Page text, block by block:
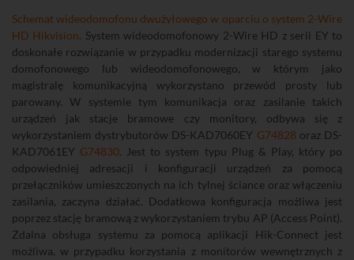
Schemat wideodomofonu dwużyłowego w oparciu o system 2-Wire
HD Hikvision. System wideodomofonowy 2-Wire HD z serii EY to
doskonałe rozwiązanie w przypadku modernizacji starego systemu
domofonowego lub wideodomofonowego, w którym jako
magistralę komunikacyjną wykorzystano przewód prosty lub
parowany. W systemie tym komunikacja oraz zasilanie takich
urządzeń jak stacje bramowe czy monitory, odbywa się z
wykorzystaniem dystrybutorów DS-KAD7060EY G74828 oraz DS-
KAD7061EY G74830. Jest to system typu Plug & Play, który po
odpowiedniej adresacji i konfiguracji urządzeń za pomocą
przełączników umieszczonych na ich tylnej ściance oraz włączeniu
zasilania, zaczyna działać. Dodatkowa konfiguracja możliwa jest
poprzez stację bramową z wykorzystaniem trybu AP (Access Point).
Zdalna obsługa systemu za pomocą aplikacji Hik-Connect jest
możliwa, w przypadku korzystania z monitorów wewnętrznych z